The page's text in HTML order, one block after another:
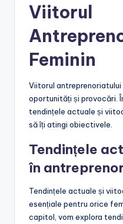
Viitorul
Feminin
Viitorul
oportunități și provocări.
tendințele actuale și
să îți atingi obiectivele.
Tendințele
în
Tendințele actuale și
esențiale pentru orice
capitol, vom explora